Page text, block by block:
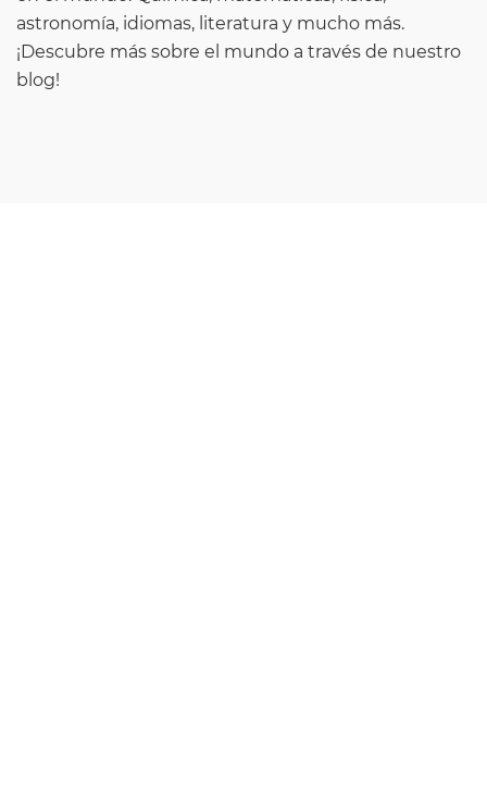
astronomía, idiomas, literatura y mucho más.
¡Descubre más sobre el mundo a través de nuestro
blog!